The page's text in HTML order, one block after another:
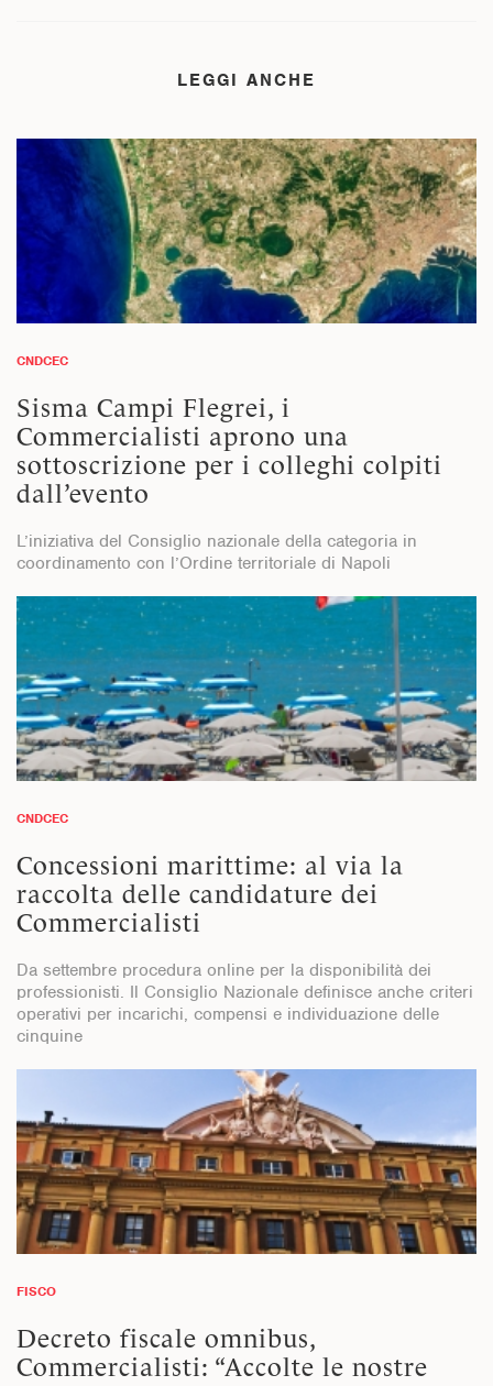
LEGGI ANCHE
CNDCEC
Sisma Campi Flegrei, i
Commercialisti aprono una
sottoscrizione per i colleghi colpiti
dall’evento
L’iniziativa del Consiglio nazionale della categoria in
coordinamento con l’Ordine territoriale di Napoli
CNDCEC
Concessioni marittime: al via la
raccolta delle candidature dei
Commercialisti
Da settembre procedura online per la disponibilità dei
professionisti. Il Consiglio Nazionale definisce anche criteri
operativi per incarichi, compensi e individuazione delle
cinquine
FISCO
Decreto fiscale omnibus,
Commercialisti: “Accolte le nostre